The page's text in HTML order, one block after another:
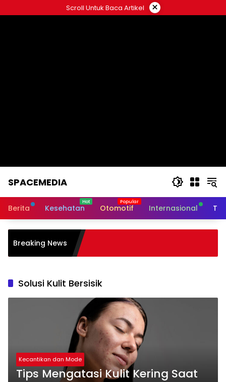
to
Scroll Untuk Baca Artikel ×
SPACEMEDIA
Berita Kesehatan Otomotif Internasional
Breaking News
Burnout pada
Tips
Solusi Kulit Bersisik
Kecantikan dan Mode
Tips Mengatasi Kulit Kering Saat